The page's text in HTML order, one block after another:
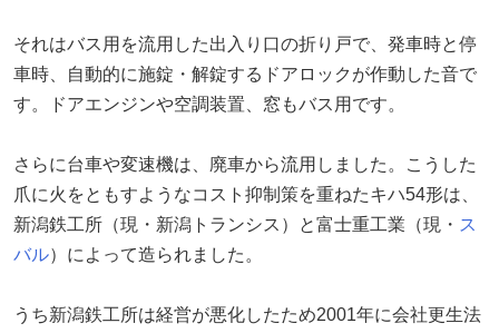
それはバス用を流用した出入り口の折り戸で、発車時と停
車時、自動的に施錠・解錠するドアロックが作動した音で
す。ドアエンジンや空調装置、窓もバス用です。
さらに台車や変速機は、廃車から流用しました。こうした
爪に火をともすようなコスト抑制策を重ねたキハ54形は、
新潟鉄工所（現・新潟トランシス）と富士重工業（現・ ス
バル）によって造られました。
うち新潟鉄工所は経営が悪化したため2001年に会社更生法